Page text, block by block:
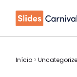
Início >